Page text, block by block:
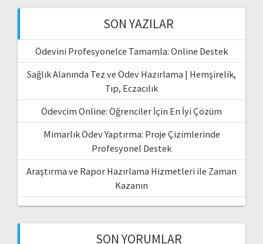
SON YAZILAR
Ödevini Profesyonelce Tamamla: Online Destek
Sağlık Alanında Tez ve Ödev Hazırlama | Hemşirelik,
Tıp, Eczacılık
Ödevcim Online: Öğrenciler İçin En İyi Çözüm
Mimarlık Ödev Yaptırma: Proje Çizimlerinde
Profesyonel Destek
Araştırma ve Rapor Hazırlama Hizmetleri ile Zaman
Kazanın
SON YORUMLAR